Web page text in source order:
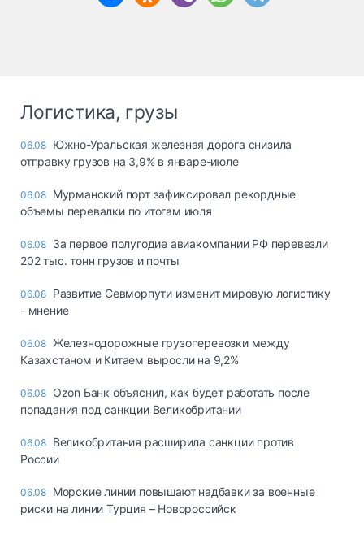
Логистика, грузы
06.08 Южно-Уральская железная дорога снизила
отправку грузов на 3,9% в январе-июле
06.08 Мурманский порт зафиксировал рекордные
объемы перевалки по итогам июля
06.08 За первое полугодие авиакомпании РФ перевезли
202 тыс. тонн грузов и почты
06.08 Развитие Севморпути изменит мировую логистику
- мнение
06.08 Железнодорожные грузоперевозки между
Казахстаном и Китаем выросли на 9,2%
06.08 Ozon Банк объяснил, как будет работать после
попадания под санкции Великобритании
06.08 Великобритания расширила санкции против
России
06.08 Морские линии повышают надбавки за военные
риски на линии Турция – Новороссийск